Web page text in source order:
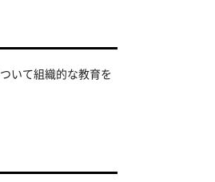
いて組織的な教育を